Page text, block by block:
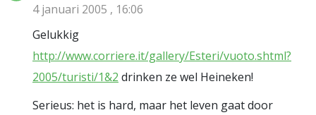
4 januari 2005 , 16:06
Gelukkig
http://www.corriere.it/gallery/Esteri/vuoto.shtml?
2005/turisti/1&2 drinken ze wel Heineken!
Serieus: het is hard, maar het leven gaat door